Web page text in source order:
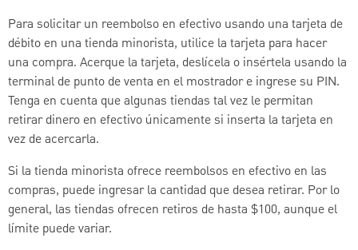
Para solicitar un reembolso en efectivo usando una tarjeta de
débito en una tienda minorista, utilice la tarjeta para hacer
una compra. Acerque la tarjeta, deslícela o insértela usando la
terminal de punto de venta en el mostrador e ingrese su PIN.
Tenga en cuenta que algunas tiendas tal vez le permitan
retirar dinero en efectivo únicamente si inserta la tarjeta en
vez de acercarla.
Si la tienda minorista ofrece reembolsos en efectivo en las
compras, puede ingresar la cantidad que desea retirar. Por lo
general, las tiendas ofrecen retiros de hasta $100, aunque el
límite puede variar.